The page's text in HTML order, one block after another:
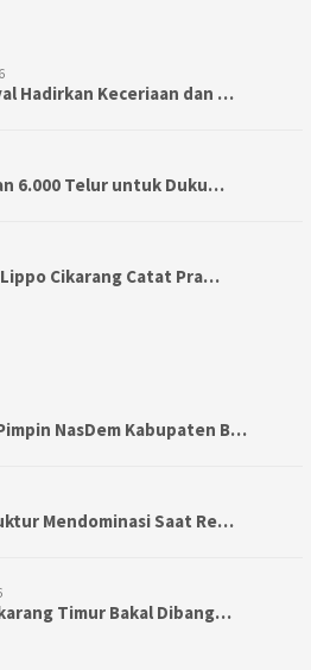
Hadirkan Keceriaan dan …
6.000 Telur untuk Duku…
Cikarang Catat Pra…
NasDem Kabupaten B…
Mendominasi Saat Re…
Timur Bakal Dibang…